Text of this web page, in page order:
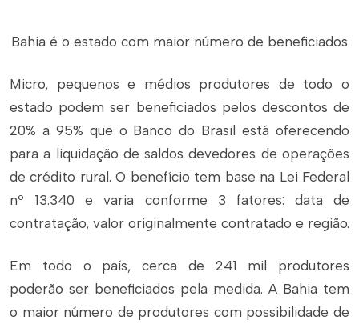
Bahia é o estado com maior número de beneficiados
Micro, pequenos e médios produtores de todo o
estado podem ser beneficiados pelos descontos de
20% a 95% que o Banco do Brasil está oferecendo
para a liquidação de saldos devedores de operações
de crédito rural. O benefício tem base na Lei Federal
nº 13.340 e varia conforme 3 fatores: data de
contratação, valor originalmente contratado e região.
Em todo o país, cerca de 241 mil produtores
poderão ser beneficiados pela medida. A Bahia tem
o maior número de produtores com possibilidade de